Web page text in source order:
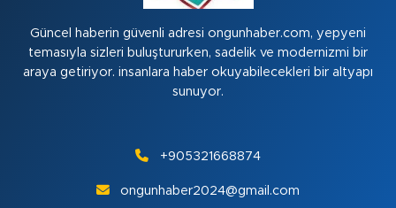
Güncel haberin güvenli adresi ongunhaber.com, yepyeni
temasıyla sizleri buluştururken, sadelik ve modernizmi bir
araya getiriyor. insanlara haber okuyabilecekleri bir altyapı
sunuyor.
+905321668874
ongunhaber2024@gmail.com